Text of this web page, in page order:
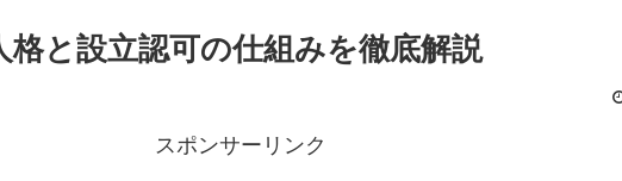
格と設立認可の仕組みを徹底解説
スポンサーリンク